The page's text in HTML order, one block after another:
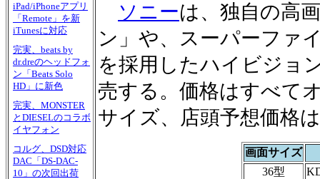
iPad/iPhoneアプリ
「Remote」を新
iTunesに対応
完実、beats by
dr.dreのヘッドフォ
ン「Beats Solo
HD」に新色
完実、MONSTER
とDIESELのコラボ
イヤフォン
コルグ、DSD対応
DAC「DS-DAC-
10」の次回出荷
ソニーは、独自の高
ン」や、スーパーファ
を採用したハイビジョ
売する。価格はすべて
サイズ、店頭予想価格
画面サイズ
36型